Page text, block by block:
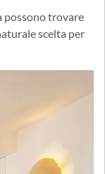
possono trovare
scelta per